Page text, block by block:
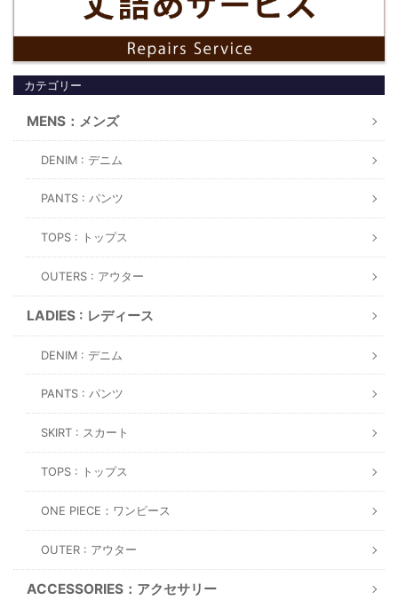
カテゴリー
MENS：メンズ
DENIM : デニム
PANTS : パンツ
TOPS : トップス
OUTERS : アウター
LADIES : レディース
DENIM : デニム
PANTS : パンツ
SKIRT : スカート
TOPS : トップス
ONE PIECE：ワンピース
OUTER : アウター
ACCESSORIES：アクセサリー